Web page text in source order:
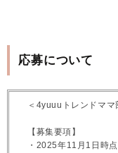
応募について
＜4yuuuトレンドママ
【募集要項】
・2025年11月1日時